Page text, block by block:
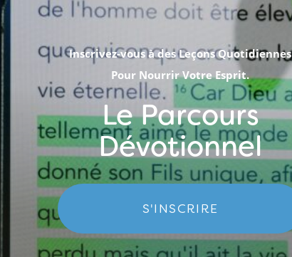
Inscrivez-vous à des Leçons Quotidiennes
Pour Nourrir Votre Esprit.
Le Parcours
Dévotionnel
S'INSCRIRE